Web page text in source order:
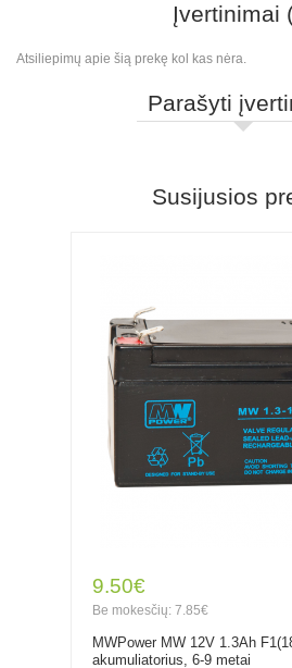
Įvertinimai
Atsiliepimų apie šią prekę kol kas nėra.
Parašyti
Susijusios
9.50€
Be mokesčių: 7.85€
MWPower MW 12V 1.3Ah
akumuliatorius, 6-9 metai